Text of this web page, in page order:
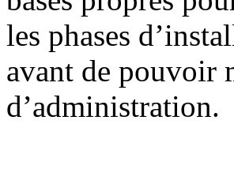
les phases
avant de pouvoir
d’administration.